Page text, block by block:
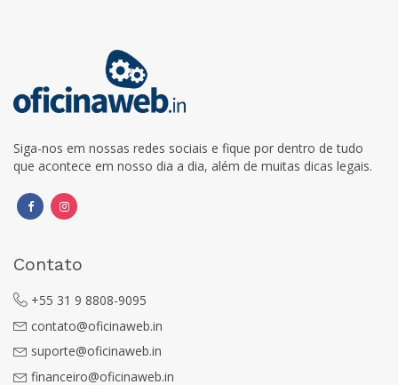
Siga-nos em nossas redes sociais e fique por dentro de tudo
que acontece em nosso dia a dia, além de muitas dicas legais.
Contato
+55 31 9 8808-9095
contato@oficinaweb.in
suporte@oficinaweb.in
financeiro@oficinaweb.in